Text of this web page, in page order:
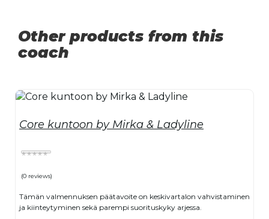
Other products from this
coach
Core kuntoon by Mirka & Ladyline
(0 reviews)
Tämän valmennuksen päätavoite on keskivartalon vahvistaminen
ja kiinteytyminen sekä parempi suorituskyky arjessa.